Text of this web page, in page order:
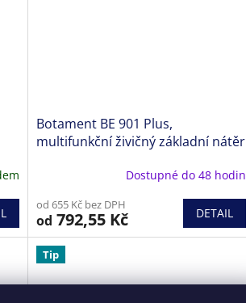
Botament BE 901 Plus,
multifunkční živičný základní nátěr
Dostupné do 48 hodin
od 655 Kč bez DPH
od 792,55 Kč DETAIL
Tip